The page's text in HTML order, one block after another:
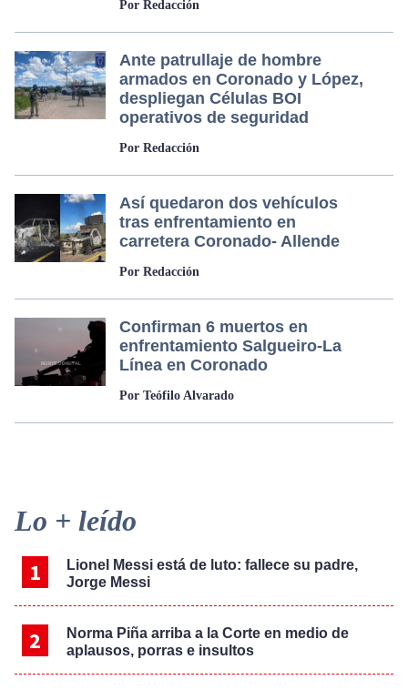
Por Redacción
Ante patrullaje de hombre
armados en Coronado y López,
despliegan Células BOI
operativos de seguridad
Por Redacción
Así quedaron dos vehículos
tras enfrentamiento en
carretera Coronado- Allende
Por Redacción
Confirman 6 muertos en
enfrentamiento Salgueiro-La
Línea en Coronado
Por Teófilo Alvarado
Primary
Sidebar
Lo + leído
Lionel Messi está de luto: fallece su padre,
Jorge Messi
Norma Piña arriba a la Corte en medio de
aplausos, porras e insultos